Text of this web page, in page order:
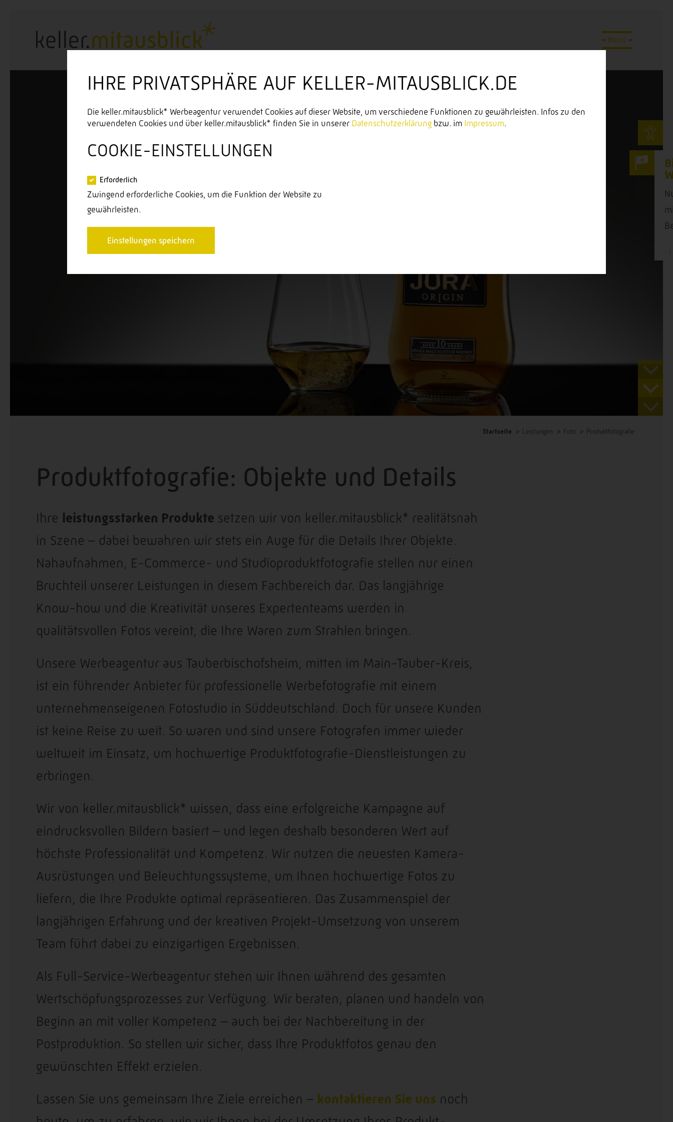
Startseite Leistungen Foto Produktfotografie
Produktfotografie: Objekte und Details
Ihre leistungsstarken Produkte setzen wir von keller.mitausblick* realitätsnah
in Szene – dabei bewahren wir stets ein Auge für die Details Ihrer Objekte.
Nahaufnahmen, E-Commerce- und Studioproduktfotografie stellen nur einen
Bruchteil unserer Leistungen in diesem Fachbereich dar. Das langjährige
Know-how und die Kreativität unseres Expertenteams werden in
qualitätsvollen Fotos vereint, die Ihre Waren zum Strahlen bringen.
Unsere Werbeagentur aus Tauberbischofsheim, mitten im Main-Tauber-Kreis,
ist ein führender Anbieter für professionelle Werbefotografie mit einem
unternehmenseigenen Fotostudio in Süddeutschland. Doch für unsere Kunden
ist keine Reise zu weit. So waren und sind unsere Fotografen immer wieder
weltweit im Einsatz, um hochwertige Produktfotografie-Dienstleistungen zu
erbringen.
Wir von keller.mitausblick* wissen, dass eine erfolgreiche Kampagne auf
eindrucksvollen Bildern basiert – und legen deshalb besonderen Wert auf
höchste Professionalität und Kompetenz. Wir nutzen die neuesten Kamera-
Ausrüstungen und Beleuchtungssysteme, um Ihnen hochwertige Fotos zu
liefern, die Ihre Produkte optimal repräsentieren. Das Zusammenspiel der
langjährigen Erfahrung und der kreativen Projekt-Umsetzung von unserem
Team führt dabei zu einzigartigen Ergebnissen.
Als Full-Service-Werbeagentur stehen wir Ihnen während des gesamten
Wertschöpfungsprozesses zur Verfügung. Wir beraten, planen und handeln von
Beginn an mit voller Kompetenz – auch bei der Nachbereitung in der
Postproduktion. So stellen wir sicher, dass Ihre Produktfotos genau den
gewünschten Effekt erzielen.
Lassen Sie uns gemeinsam Ihre Ziele erreichen – kontaktieren Sie uns noch
IHRE PRIVATSPHÄRE AUF KELLER-MITAUSBLICK.DE
Die keller.mitausblick* Werbeagentur verwendet Cookies auf dieser Website, um verschiedene Funktionen zu gewährleisten. Infos zu den
verwendeten Cookies und über keller.mitausblick* finden Sie in unserer Datenschutzerklärung bzw. im Impressum.
COOKIE-EINSTELLUNGEN
Erforderlich
Zwingend erforderliche Cookies, um die Funktion der Website zu
gewährleisten.
Einstellungen speichern
Bis zu 80 % Zuschuss für Ihr neues